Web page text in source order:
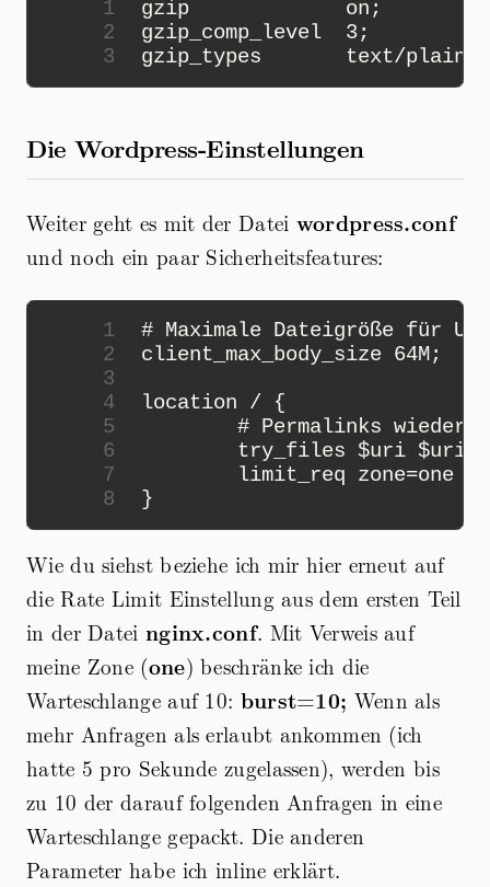
1
2
3
Die Wordpress-Einstellungen
Weiter geht es mit der Datei wordpress.conf
und noch ein paar Sicherheitsfeatures:
1
# Maximale Dateigröße für
2
client_max_body_size 64M;
3
4
location /
{
5
# Permalinks wieder
6
try_files $uri $uri
7
limit_req zone=one
8
}
Wie du siehst beziehe ich mir hier erneut auf
die Rate Limit Einstellung aus dem ersten Teil
in der Datei nginx.conf. Mit Verweis auf
meine Zone (one) beschränke ich die
Warteschlange auf 10: burst=10; Wenn als
mehr Anfragen als erlaubt ankommen (ich
hatte 5 pro Sekunde zugelassen), werden bis
zu 10 der darauf folgenden Anfragen in eine
Warteschlange gepackt. Die anderen
Parameter habe ich inline erklärt.